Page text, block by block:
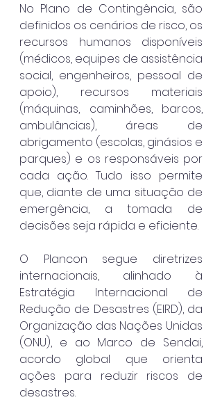
No Plano de Contingência, são
definidos os cenários de risco, os
recursos humanos disponíveis
(médicos, equipes de assistência
social, engenheiros, pessoal de
apoio), recursos materiais
(máquinas, caminhões, barcos,
ambulâncias), áreas de
abrigamento (escolas, ginásios e
parques) e os responsáveis por
cada ação. Tudo isso permite
que, diante de uma situação de
emergência, a tomada de
decisões seja rápida e eficiente.
O Plancon segue diretrizes
internacionais, alinhado à
Estratégia Internacional de
Redução de Desastres (EIRD), da
Organização das Nações Unidas
(ONU), e ao Marco de Sendai,
acordo global que orienta
ações para reduzir riscos de
desastres.